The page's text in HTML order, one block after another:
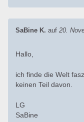
SaBine K. auf 20.
Hallo,
ich finde die Welt
keinen Teil davon.
LG
SaBine